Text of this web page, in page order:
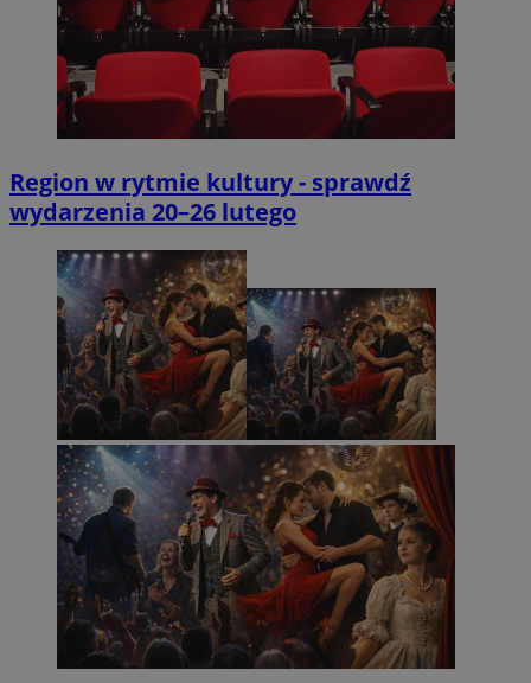
Region w rytmie kultury - sprawdź
wydarzenia 20–26 lutego